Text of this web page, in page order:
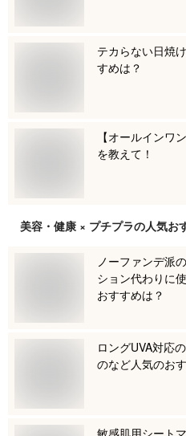
テカらない日焼
すめは？
【オールインワ
を教えて！
美容・健康 × プチプラの人気お
ノーファンデ派
ション代わりに
おすすめは？
ロングUVA対応
のなど人気のお
敏感肌用シート